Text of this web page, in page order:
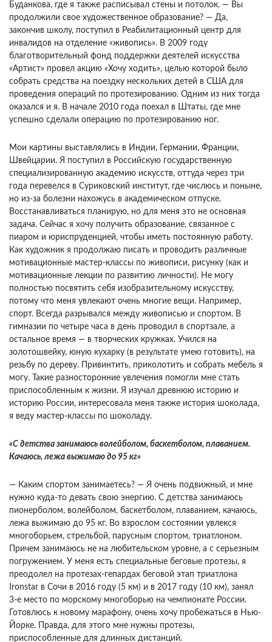
Буданкова, где я также расписывал стены и потолок. — Вы
продолжили свое художественное образование? — Да,
закончив школу, поступил в Реабилитационный центр для
инвалидов на отделение «живопись». В 2009 году
благотворительный фонд поддержки деятелей искусства
«Артист» провел акцию «Хочу ходить», целью которой было
собрать средства на поездку нескольких детей в США для
проведения операций по протезированию. Одним из них тогда
оказался и я. В начале 2010 года поехал в Штаты, где мне
успешно сделали операцию по протезированию ног.
Мои картины выставлялись в Индии, Германии, Франции,
Швейцарии. Я поступил в Российскую государственную
специализированную академию искусств, оттуда через три
года перевелся в Суриковский институт, где числюсь и поныне,
но из-за болезни нахожусь в академическом отпуске.
Восстанавливаться планирую, но для меня это не основная
задача. Сейчас я хочу получить образование, связанное с
пиаром и юриспруденцией, чтобы иметь постоянную работу.
Как художник я продолжаю писать и проводить различные
мотивационные мастер-классы по живописи, рисунку (как и
мотивационные лекции по развитию личности). Не могу
полностью посвятить себя изобразительному искусству,
потому что меня увлекают очень многие вещи. Например,
спорт. Всегда разрывался между живописью и спортом. В
гимназии по четыре часа в день проводил в спортзале, а
остальное время — в творческих кружках. Учился на
золотошвейку, юную кухарку (в результате умею готовить), на
резьбу по дереву. Привинтить, приколотить и собрать мебель я
могу. Такие разносторонние увлечения помогли мне стать
приспособленным к жизни. Я изучал древнюю историю и
историю России, интересовала меня также история шоколада,
я веду мастер-классы по шоколаду.
«С детства занимаюсь волейболом, баскетболом, плаванием.
Качаюсь, лежа выжимаю до 95 кг»
— Каким спортом занимаетесь? — Я очень подвижный, и мне
нужно куда-то девать свою энергию. С детства занимаюсь
пионерболом, волейболом, баскетболом, плаванием, качаюсь,
лежа выжимаю до 95 кг. Во взрослом состоянии увлекся
многоборьем, стрельбой, парусным спортом, триатлоном.
Причем занимаюсь не на любительском уровне, а с серьезным
погружением. У меня есть специальные беговые протезы, я
преодолел на протезах-гепардах беговой этап триатлона
Ironstar в Сочи в 2016 году (5 км) и в 2017 году (10 км), занял
3-е место по морскому многоборью на чемпионате России.
Готовлюсь к новому марафону, очень хочу пробежаться в Нью-
Йорке. Правда, для этого мне нужны протезы,
приспособленные для длинных дистанций.